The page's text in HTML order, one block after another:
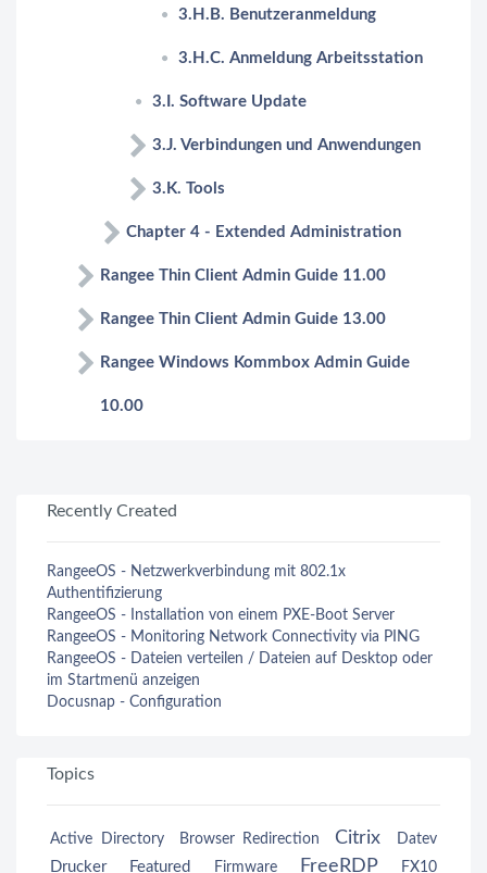
3.H.B. Benutzeranmeldung
3.H.C. Anmeldung Arbeitsstation
3.I. Software Update
3.J. Verbindungen und Anwendungen
3.K. Tools
Chapter 4 - Extended Administration
Rangee Thin Client Admin Guide 11.00
Rangee Thin Client Admin Guide 13.00
Rangee Windows Kommbox Admin Guide
10.00
Recently Created
RangeeOS - Netzwerkverbindung mit 802.1x
Authentifizierung
RangeeOS - Installation von einem PXE-Boot Server
RangeeOS - Monitoring Network Connectivity via PING
RangeeOS - Dateien verteilen / Dateien auf Desktop oder
im Startmenü anzeigen
Docusnap - Configuration
Topics
Active Directory Browser Redirection Citrix Datev
Drucker Featured Firmware FreeRDP FX10